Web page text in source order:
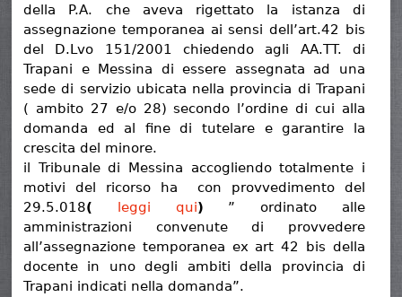
della P.A. che aveva rigettato la istanza di
assegnazione temporanea ai sensi dell’art.42 bis
del D.Lvo 151/2001 chiedendo agli AA.TT. di
Trapani e Messina di essere assegnata ad una
sede di servizio ubicata nella provincia di Trapani
( ambito 27 e/o 28) secondo l’ordine di cui alla
domanda ed al fine di tutelare e garantire la
crescita del minore.
il Tribunale di Messina accogliendo totalmente i
motivi del ricorso ha con provvedimento del
29.5.018( leggi qui) ” ordinato alle
amministrazioni convenute di provvedere
all’assegnazione temporanea ex art 42 bis della
docente in uno degli ambiti della provincia di
Trapani indicati nella domanda”.